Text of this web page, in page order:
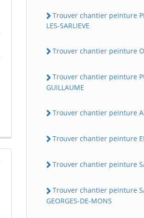
Trouver chantier peinture
LES-SARLIEVE
Trouver chantier peinture
Trouver chantier peinture
GUILLAUME
Trouver chantier peinture
Trouver chantier peinture
Trouver chantier peinture
Trouver chantier peinture
GEORGES-DE-MONS